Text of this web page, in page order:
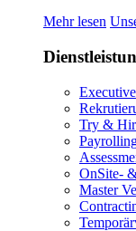
Mehr lesen
Try &
OnSite-
Master